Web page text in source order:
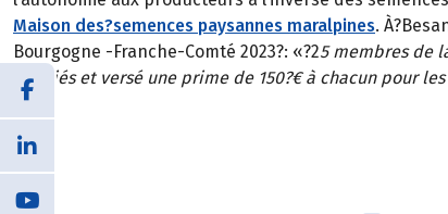
Maison des?semences paysannes maralpines.
Bourgogne -Franche-Comté 2023?: «?25 membres de
salariés et versé une prime de 150?€ à chacun pour